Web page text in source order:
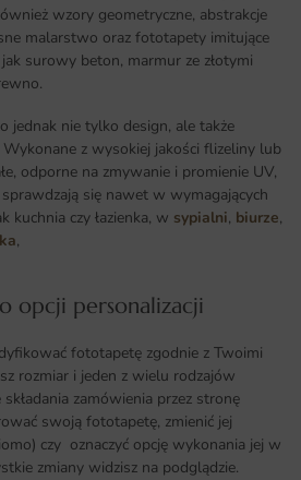
wzory geometryczne, abstrakcje
malarstwo oraz fototapety imitujące
surowy beton, marmur ze złotymi
jednak nie tylko design, ale także
z wysokiej jakości flizeliny lub
odporne na zmywanie i promienie UV,
się nawet w wymagających
kuchnia czy łazienka, w sypialni, biurze,
,
opcji personalizacji
fototapetę zgodnie z Twoimi
rozmiar i jeden z wielu rodzajów
zamówienia przez stronę
swoją fototapetę, zmienić jej
czy oznaczyć opcję wykonania jej w
zmiany widzisz na podglądzie.